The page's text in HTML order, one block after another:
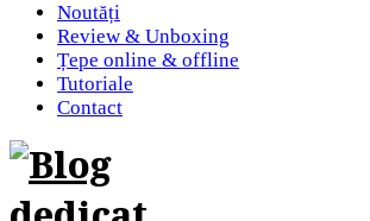
Noutăți
Review & Unboxing
Țepe online & offline
Tutoriale
Contact